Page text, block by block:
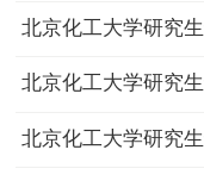
北京化工大学研究
北京化工大学研究